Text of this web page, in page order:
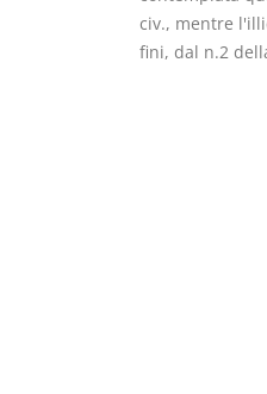
civ., mentre
fini, dal n.2